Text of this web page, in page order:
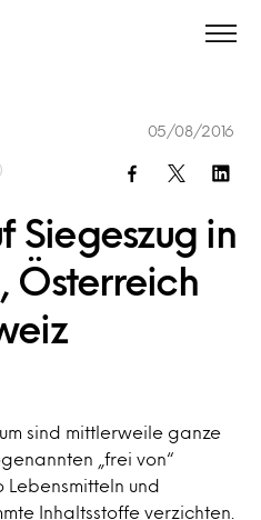
Siegeszug in
Österreich
05/08/2016
sind mittlerweile ganze
„frei von“
Lebensmitteln und
Inhaltsstoffe verzichten.